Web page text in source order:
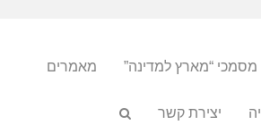
מסמכי “מארץ למדינה” מאמרים
יצירת קשר